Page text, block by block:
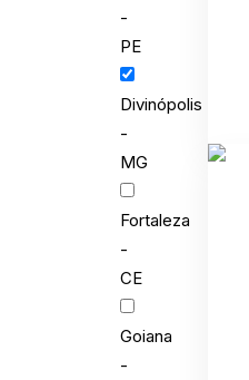
-
PE
Divinópolis
-
MG
Fortaleza
-
CE
Goiana
-